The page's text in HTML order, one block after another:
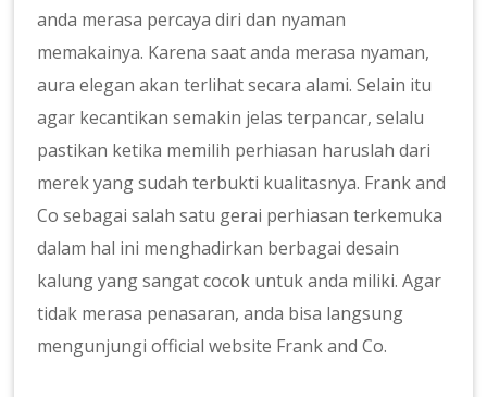
anda merasa percaya diri dan nyaman
memakainya. Karena saat anda merasa nyaman,
aura elegan akan terlihat secara alami. Selain itu
agar kecantikan semakin jelas terpancar, selalu
pastikan ketika memilih perhiasan haruslah dari
merek yang sudah terbukti kualitasnya. Frank and
Co sebagai salah satu gerai perhiasan terkemuka
dalam hal ini menghadirkan berbagai desain
kalung yang sangat cocok untuk anda miliki. Agar
tidak merasa penasaran, anda bisa langsung
mengunjungi official website Frank and Co.